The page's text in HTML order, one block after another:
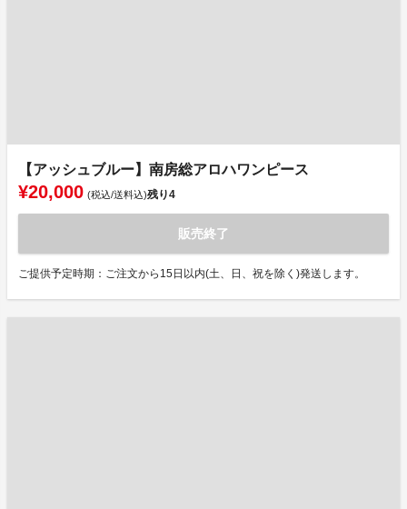
【アッシュブルー】南房総アロハワンピース
¥20,000 (税込/送料込)残り4
販売終了
ご提供予定時期：ご注文から15日以内(土、日、祝を除く)発送します。